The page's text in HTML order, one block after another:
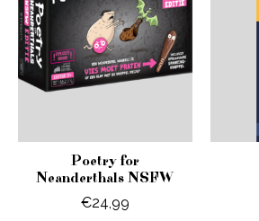
Poetry for
Neanderthals NSFW
€24,99